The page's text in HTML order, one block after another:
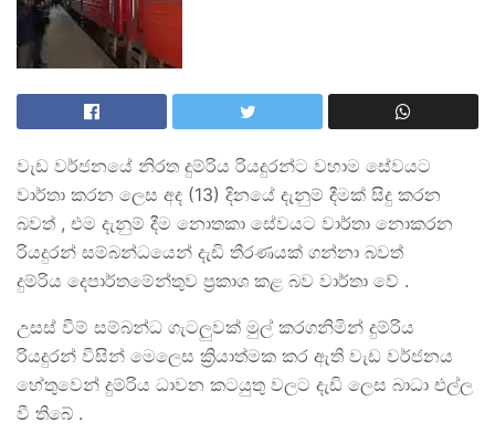
වැඩ වර්ජනයේ නිරත දුම්රිය රියදුරන්ට වහාම සේවයට
වාර්තා කරන ලෙස අද (13) දිනයේ දැනුම් දීමක් සිදු කරන
බවත් , එම දැනුම් දීම නොතකා සේවයට වාර්තා නොකරන
රියදුරන් සම්බන්ධයෙන් දැඩි තීරණයක් ගන්නා බවත්
දුම්රිය දෙපාර්තමේන්තුව ප්‍රකාශ කළ බව වාර්තා වේ .
උසස් වීම් සම්බන්ධ ගැටලුවක් මුල් කරගනිමින් දුම්රිය
රියදුරන් විසින් මෙලෙස ක්‍රියාත්මක කර ඇති වැඩ වර්ජනය
හේතුවෙන් දුම්රිය ධාවන කටයුතු වලට දැඩි ලෙස බාධා එල්ල
වී තිබේ .